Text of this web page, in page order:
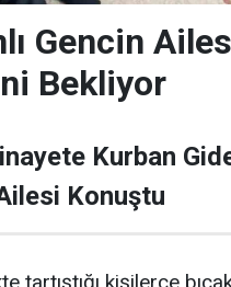
Gencin
Bekliyor
Kurban
Konuştu